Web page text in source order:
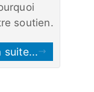
soutien.
suite...